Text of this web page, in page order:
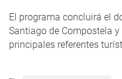
El programa concluirá el
Santiago de Compostela
principales referentes